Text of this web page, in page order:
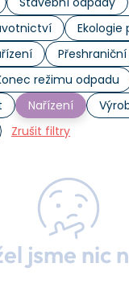
Ekologie
režimu odpadu
Nařízení
Zrušit filtry
jsme nic